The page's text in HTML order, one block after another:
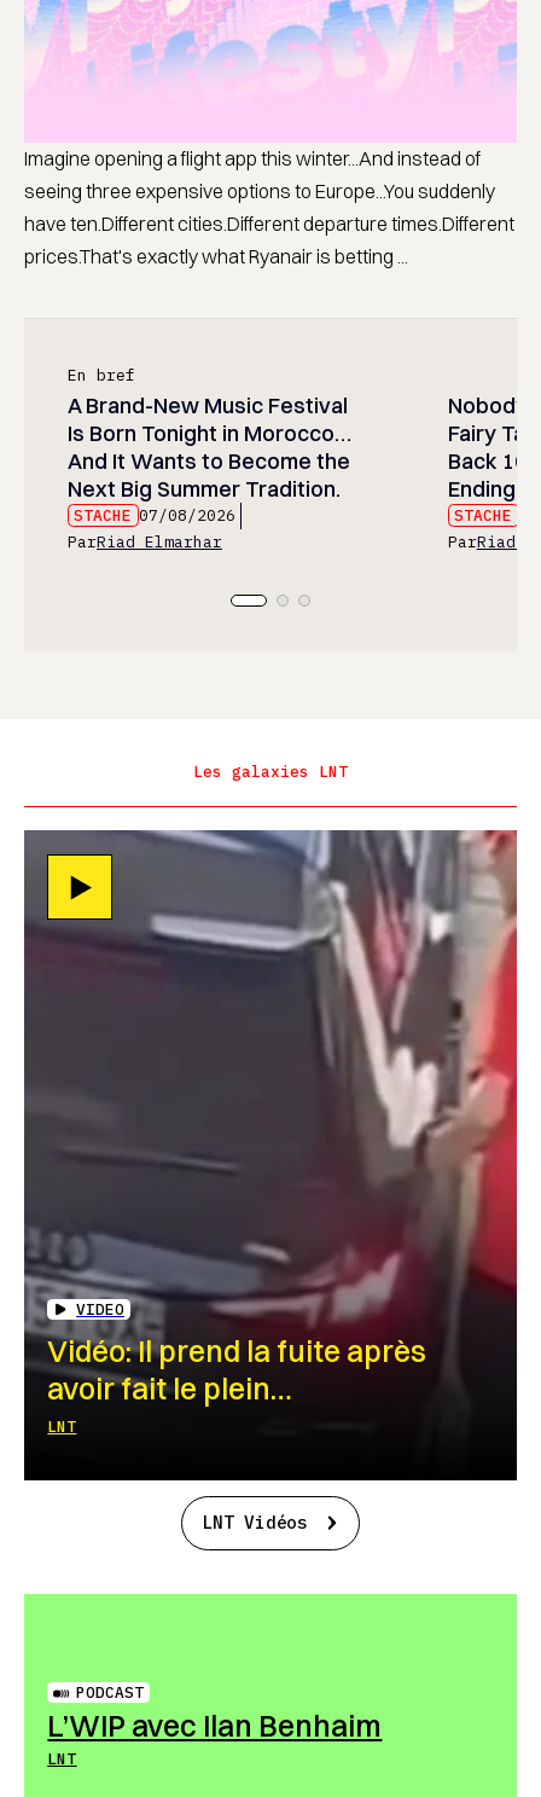
Imagine opening a flight app this winter...And instead of
seeing three expensive options to Europe...You suddenly
have ten.Different cities.Different departure times.Different
prices.That's exactly what Ryanair is betting ...
En bref
A Brand-New Music Festival
Is Born Tonight in Morocco…
And It Wants to Become the
Next Big Summer Tradition.
STACHE 07/08/2026
ParRiad Elmarhar
Nobody
Fairy
Back 10
Ending.
STACHE
ParRiad
Les galaxies LNT
VIDEO
Vidéo: Il prend la fuite après
avoir fait le plein…
LNT
LNT Vidéos
PODCAST
L’WIP avec Ilan Benhaim
LNT